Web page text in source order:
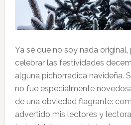
Ya sé que no soy nada
celebrar las festividades
alguna pichorradica navideña.
no fue especialmente
de una obviedad flagrante:
advertido mis lectores y